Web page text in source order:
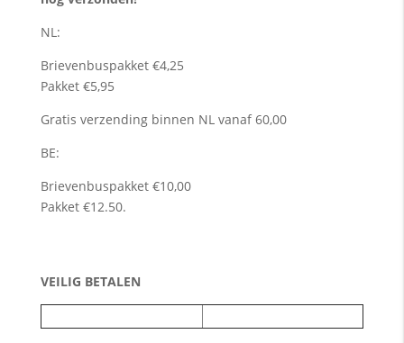
NL:
Brievenbuspakket €4,25
Pakket €5,95
Gratis verzending binnen NL vanaf 60,00
BE:
Brievenbuspakket €10,00
Pakket €12.50.
VEILIG BETALEN